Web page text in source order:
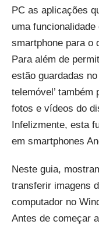
PC as aplicações
uma
smartphone para o
Para além de
estão guardadas
telemóvel’
fotos e vídeos do
Infelizmente, esta
em smartphones
Neste guia,
transferir imagens
computador no
Antes de começar